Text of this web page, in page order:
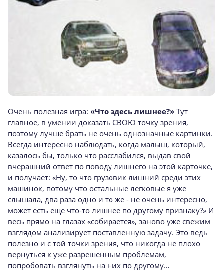
Очень полезная игра: «Что здесь лишнее?» Тут
главное, в умении доказать СВОЮ точку зрения,
поэтому лучше брать не очень однозначные картинки.
Всегда интересно наблюдать, когда малыш, который,
казалось бы, только что расслабился, выдав свой
вчерашний ответ по поводу лишнего на этой карточке,
и получает: «Ну, то что грузовик лишний среди этих
машинок, потому что остальные легковые я уже
слышала, два раза одно и то же - не очень интересно,
может есть еще что-то лишнее по другому признаку?» И
весь прямо на глазах «собирается», заново уже свежим
взглядом анализирует поставленную задачу. Это ведь
полезно и с той точки зрения, что никогда не плохо
вернуться к уже разрешенным проблемам,
попробовать взглянуть на них по другому…